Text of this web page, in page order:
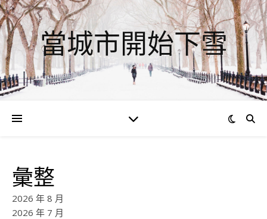
當城市開始下雪
彙整
2026 年 8 月
2026 年 7 月